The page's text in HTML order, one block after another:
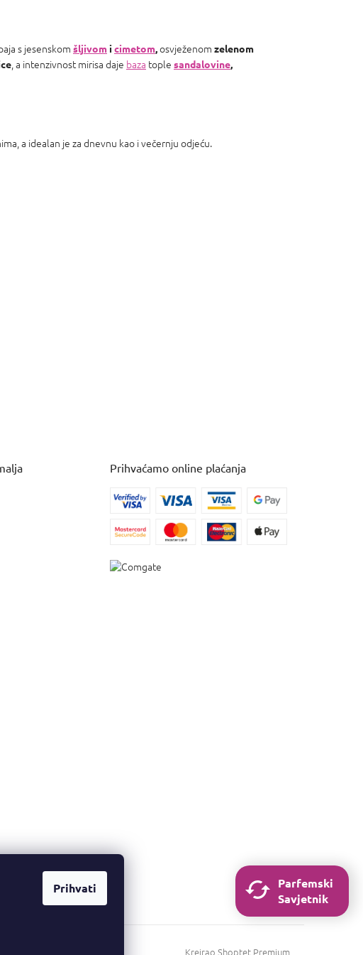
Prihvati
s jesenskom šljivom i cimetom,osvježenom zelenom
, a intenzivnost mirisa daje baza tople sandalovine,
a idealan je za dnevnu kao i večernju odjeću.
Prihvaćamo online plaćanja
Kreirao Shoptet Premium
Parfemski
Savjetnik